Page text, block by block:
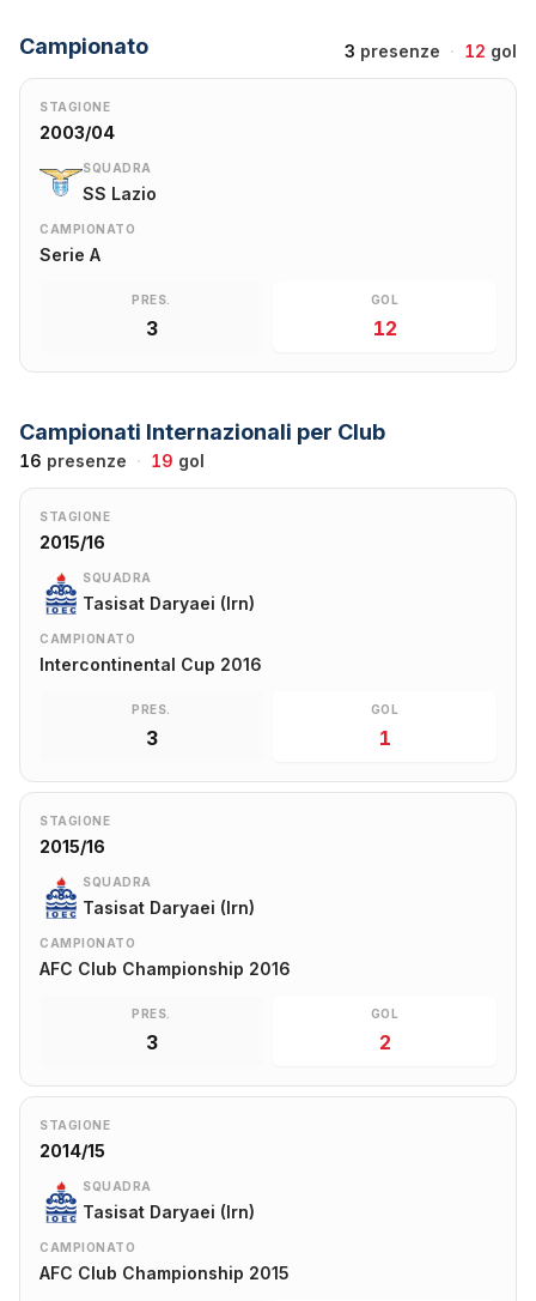
Campionato 3 presenze · 12 gol
STAGIONE
2003/04
SQUADRA
SS Lazio
CAMPIONATO
Serie A
PRES.
3
GOL
12
Campionati Internazionali per Club
16 presenze · 19 gol
STAGIONE
2015/16
SQUADRA
Tasisat Daryaei (Irn)
CAMPIONATO
Intercontinental Cup 2016
PRES.
3
GOL
1
STAGIONE
2015/16
SQUADRA
Tasisat Daryaei (Irn)
CAMPIONATO
AFC Club Championship 2016
PRES.
3
GOL
2
STAGIONE
2014/15
SQUADRA
Tasisat Daryaei (Irn)
CAMPIONATO
AFC Club Championship 2015